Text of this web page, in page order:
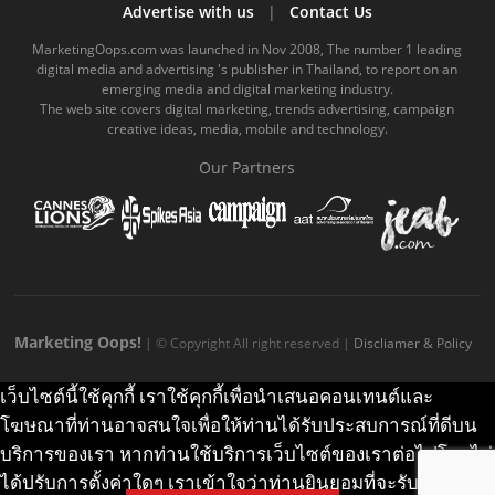
b
o
o
k
c
o
u
b
e
.
o
m
m
e
a
g
r
a
.
o
k
.
c
m
Advertise with us| Contact Us
MarketingOops.com was launched in Nov 2008, The number 1 leading
digital media and advertising 's publisher in Thailand, to report on an
emerging media and digital marketing industry.
The web site covers digital marketing, trends advertising, campaign
creative ideas, media, mobile and technology.
Our Partners
Marketing Oops! | © Copyright All right reserved | Discliamer & Policy
เว็บไซต์นี้ใช้คุกกี้ เราใช้คุกกี้เพื่อนำเสนอคอนเทนต์และ
โฆษณาที่ท่านอาจสนใจเพื่อให้ท่านได้รับประสบการณ์ที่ดีบน
บริการของเรา หากท่านใช้บริการเว็บไซต์ของเราต่อไปโดยไม่
ได้ปรับการตั้งค่าใดๆ เราเข้าใจว่าท่านยินยอมที่จะรับคุกกี้บน